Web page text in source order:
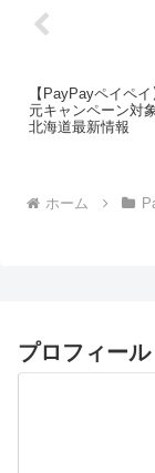
【PayPayペイペ
元キャンペーン対
北海道最新情報
ホーム
プロフィール